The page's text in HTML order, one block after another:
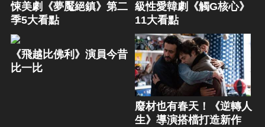
悚美劇《夢魘絕鎮》第二
季5大看點
級性愛韓劇《觸G核心》
11大看點
《飛越比佛利》演員今昔
比一比
廢材也有春天！《逆轉人
生》導演搭檔打造新作